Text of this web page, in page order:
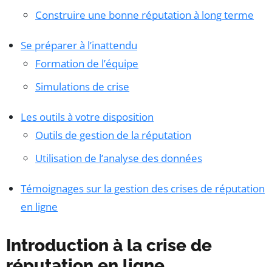
Construire une bonne réputation à long terme
Se préparer à l’inattendu
Formation de l’équipe
Simulations de crise
Les outils à votre disposition
Outils de gestion de la réputation
Utilisation de l’analyse des données
Témoignages sur la gestion des crises de réputation
en ligne
Introduction à la crise de